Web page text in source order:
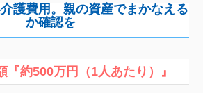
護費用。親の資産でまかなえる
か確認を
『約500万円（1人あたり）』